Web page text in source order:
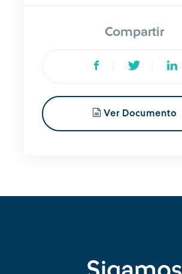
Compartir
Ver Documento